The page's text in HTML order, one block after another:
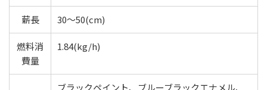
薪長 30〜50(cm)
燃料消
費量
1.84(kg/h)
ブラックペイント、ブルーブラックエナメル、